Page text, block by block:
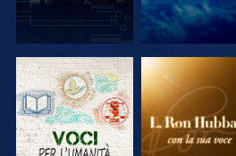
ESPLORA LE
SERIE
ESPLORA LE
SERIE